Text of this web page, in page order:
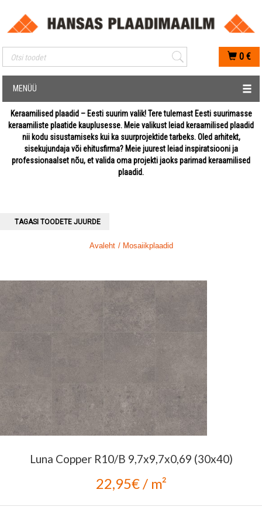
Mobiilis otsimise sisestus
0 €
MENÜÜ
Keraamilised plaadid – Eesti suurim valik! Tere tulemast Eesti suurimasse
keraamiliste plaatide kauplusesse. Meie valikust leiad keraamilised plaadid
nii kodu sisustamiseks kui ka suurprojektide tarbeks. Oled arhitekt,
sisekujundaja või ehitusfirma? Meie juurest leiad inspiratsiooni ja
professionaalset nõu, et valida oma projekti jaoks parimad keraamilised
plaadid.
TAGASI TOODETE JUURDE
Avaleht / Mosaiikplaadid
Luna Copper R10/B 9,7x9,7x0,69 (30x40)
22,95€ / m²